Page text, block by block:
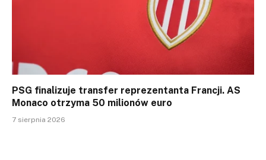
PSG finalizuje transfer reprezentanta Francji. AS
Monaco otrzyma 50 milionów euro
7 sierpnia 2026